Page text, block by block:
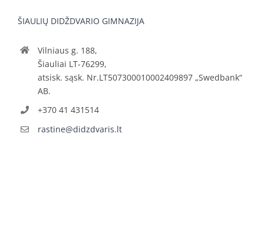
ŠIAULIŲ DIDŽDVARIO GIMNAZIJA
Vilniaus g. 188,
Šiauliai LT-76299,
atsisk. sąsk. Nr.LT507300010002409897 „Swedbank“
AB.
+370 41 431514
rastine@didzdvaris.lt